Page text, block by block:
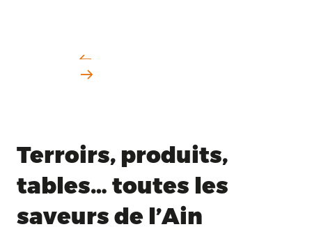
Terroirs, produits,
tables… toutes les
saveurs de l’Ain